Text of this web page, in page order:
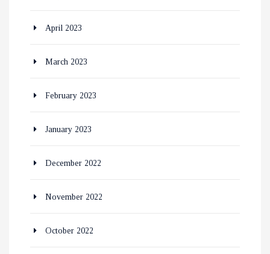
April 2023
March 2023
February 2023
January 2023
December 2022
November 2022
October 2022